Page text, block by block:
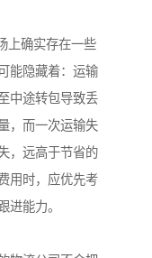
上确实存在一些
能隐藏着：运输
中途转包导致丢
，而一次运输失
，远高于节省的
用时，应优先考
进能力。